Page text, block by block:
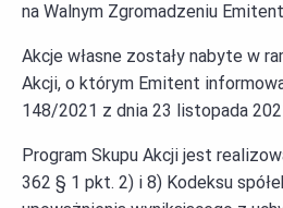
na Walnym Zgromadzeniu
Akcje własne zostały nabyte w
Akcji, o którym Emitent
148/2021 z dnia 23 listopada
Program Skupu Akcji jest
362 § 1 pkt. 2) i 8) Kodeksu